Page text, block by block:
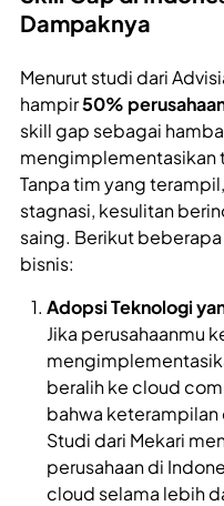
Dampaknya
Menurut studi dari
hampir50%
skill gap sebagai
mengimplementasikan
Tanpa tim yang
stagnasi, kesulitan
saing. Berikut
bisnis:
Adopsi Teknologi
Jika perusahaanmu
beralih ke cloud
bahwa
Studi dari Mekari
perusahaan di
cloud selama lebih